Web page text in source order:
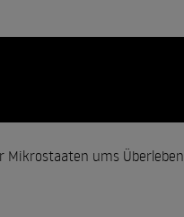
ums Überleben,